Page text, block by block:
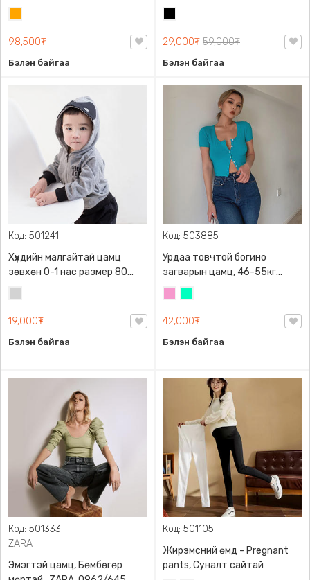
sleeve t-shirt, 40-60кг жинд
таарна, ZARA, 8779/458/615,
Урт ханцуйтай
98,500₮
Бэлэн байгаа
жинд таарна, ZARA,
0962/642/800, Задгай
энгэртэй, Урт ханцуйтай,
29,000₮ 59,000₮
Бэлэн байгаа
Код: 501241
Хүүхдийн малгайтай цамц
зөвхөн 0-1 нас размер 80
сонголттой
19,000₮
Бэлэн байгаа
Код: 503885
Урдаа товчтой богино
загварын цамц, 46-55кг
жинд таарна
42,000₮
Бэлэн байгаа
Код: 501333
ZARA
Эмэгтэй цамц, Бөмбөгөр
Код: 501105
Жирэмсний өмд - Pregnant
pants, Суналт сайтай